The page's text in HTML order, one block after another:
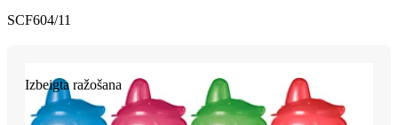
SCF604/11
Izbeigta ražošana